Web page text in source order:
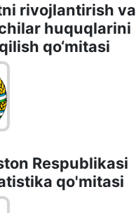
rivojlantirish va
huquqlarini
qo‘mitasi
Respublikasi
qo'mitasi